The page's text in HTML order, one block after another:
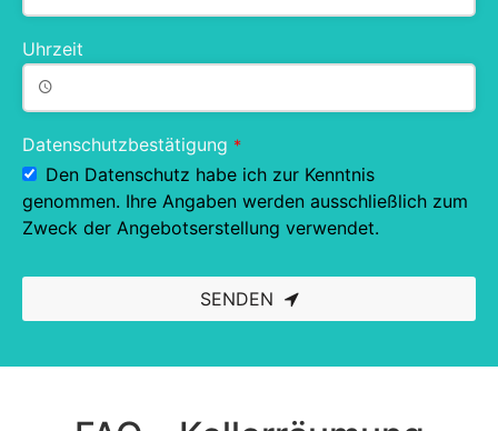
Uhrzeit
Datenschutzbestätigung *
Den Datenschutz habe ich zur Kenntnis
genommen. Ihre Angaben werden ausschließlich zum
Zweck der Angebotserstellung verwendet.
SENDEN
should